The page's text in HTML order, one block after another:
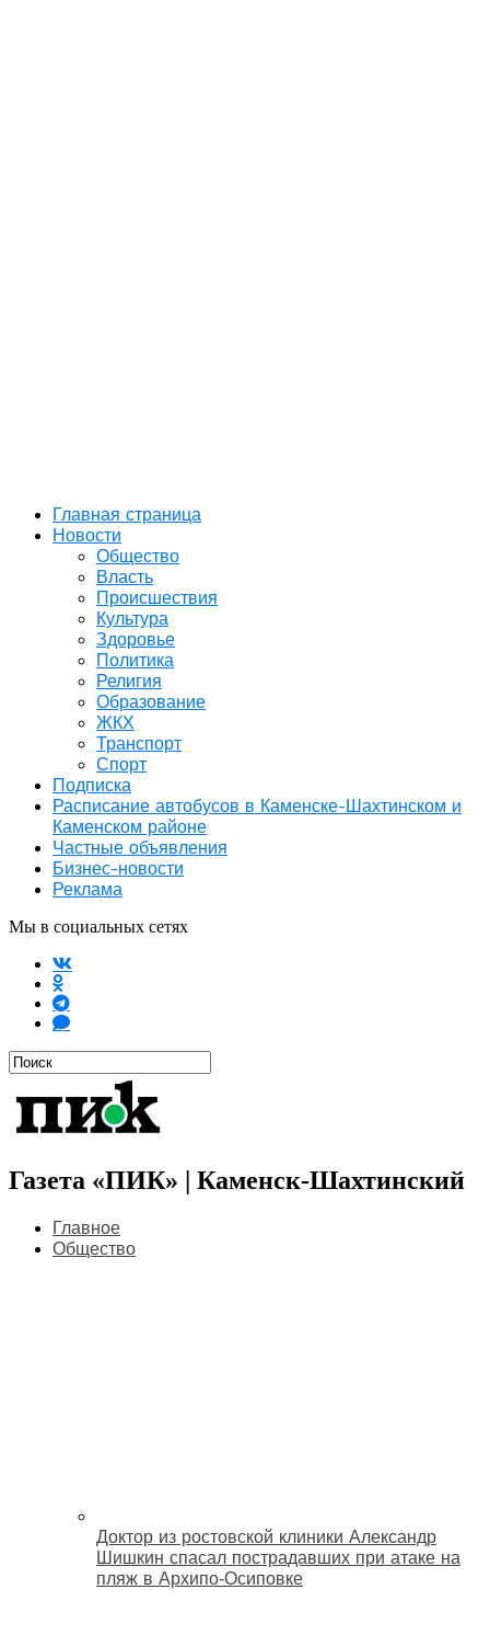
Главная страница
Новости
Общество
Власть
Происшествия
Культура
Здоровье
Политика
Религия
Образование
ЖКХ
Транспорт
Спорт
Подписка
Расписание автобусов в Каменске-Шахтинском и
Каменском районе
Частные объявления
Бизнес-новости
Реклама
Мы в социальных сетях
Газета «ПИК» | Каменск-Шахтинский
Главное
Общество
Доктор из ростовской клиники Александр
Шишкин спасал пострадавших при атаке на
пляж в Архипо‑Осиповке